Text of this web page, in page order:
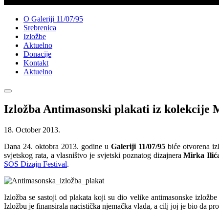
O Galeriji 11/07/95
Srebrenica
Izložbe
Aktuelno
Donacije
Kontakt
Aktuelno
Izložba Antimasonski plakati iz kolekcije
18. October 2013.
Dana 24. oktobra 2013. godine u Galeriji 11/07/95 biće otvorena
svjetskog rata, a vlasništvo je svjetski poznatog dizajneraMirka
SOS Dizajn Festival.
Izložba se sastoji od plakata koji su dio velike antimasonske
Izložbu je finansirala nacistička njemačka vlada, a cilj joj je bio da